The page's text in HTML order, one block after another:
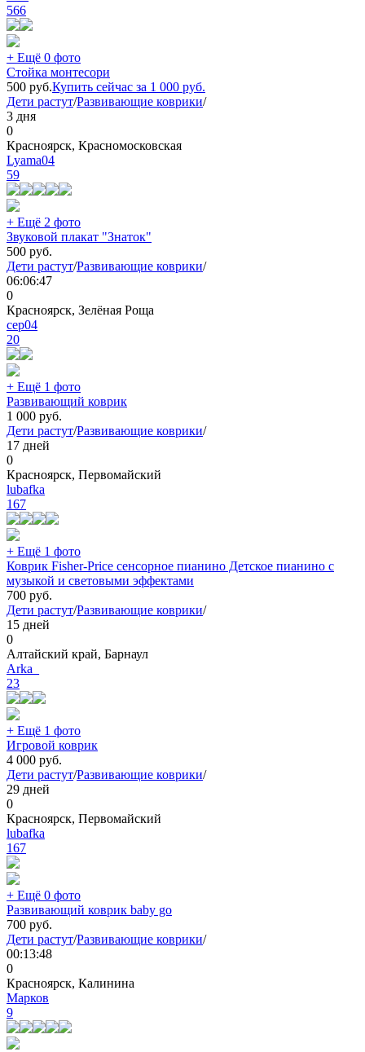
566
+ Ещё 0 фото
Стойка монтесори
500 руб.Купить сейчас за 1 000 руб.
Дети растут/Развивающие коврики/
3 дня
0
Красноярск, Красномосковская
Lyama04
59
+ Ещё 2 фото
Звуковой плакат "Знаток"
500 руб.
Дети растут/Развивающие коврики/
06:06:47
0
Красноярск, Зелёная Роща
сер04
20
+ Ещё 1 фото
Развивающий коврик
1 000 руб.
Дети растут/Развивающие коврики/
17 дней
0
Красноярск, Первомайский
lubafka
167
+ Ещё 1 фото
Коврик Fisher-Price сенсорное пианино Детское пианино с
музыкой и световыми эффектами
700 руб.
Дети растут/Развивающие коврики/
15 дней
0
Алтайский край, Барнаул
Arka_
23
+ Ещё 1 фото
Игровой коврик
4 000 руб.
Дети растут/Развивающие коврики/
29 дней
0
Красноярск, Первомайский
lubafka
167
+ Ещё 0 фото
Развивающий коврик baby go
700 руб.
Дети растут/Развивающие коврики/
00:13:48
0
Красноярск, Калинина
Марков
9